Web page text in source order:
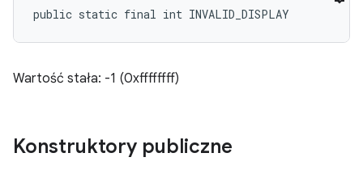
public static final int INVALID_DISPLAY
Wartość stała: -1 (0xffffffff)
Konstruktory publiczne